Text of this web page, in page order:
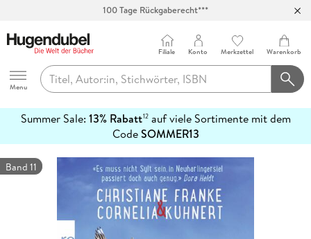
100 Tage Rückgaberecht***
Hugendubel
Menu
Filiale Konto Merkzettel Warenkorb
Summer Sale: 13% Rabatt12auf viele Sortimente mit dem
CodeSOMMER13
erfahren
Band 11